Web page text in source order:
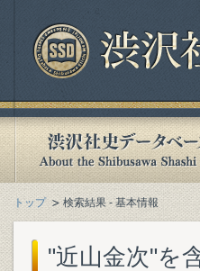
トップ 検索結果 - 基本情報
"近山金次"を